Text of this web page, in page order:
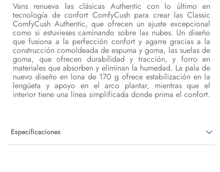
Vans renueva las clásicas Authentic con lo último en
tecnología de confort ComfyCush para crear las Classic
ComfyCush Authentic, que ofrecen un ajuste excepcional
como si estuvieses caminando sobre las nubes. Un diseño
que fusiona a la perfección confort y agarre gracias a la
construcción comoldeada de espuma y goma, las suelas de
goma, que ofrecen durabilidad y tracción, y forro en
materiales que absorben y eliminan la humedad. La pala de
nuevo diseño en lona de 170 g ofrece estabilización en la
lengüeta y apoyo en el arco plantar, mientras que el
interior tiene una línea simplificada donde prima el confort.
Especificaciones